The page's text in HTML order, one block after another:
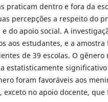
praticam dentro e fora da
percepções a respeito do
do apoio social. A
aos estudantes, e a
de 39 escolas. O gênero
estatisticamente
foram favoráveis aos
exceto no apoio docente,